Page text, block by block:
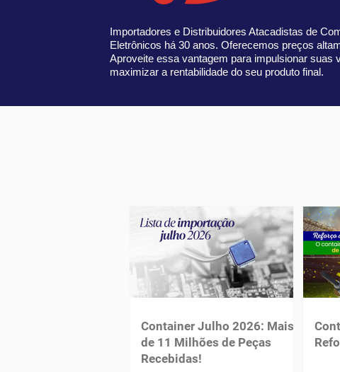
Importadores e Distribuidores Atacadistas de
Eletrônicos há 30 anos. Oferecemos preços
Aproveite essa vantagem para impulsionar suas
maximizar a rentabilidade do seu produto final.
Container Julho 2026: Mais
de 11 Milhões de Peças
Recebidas!